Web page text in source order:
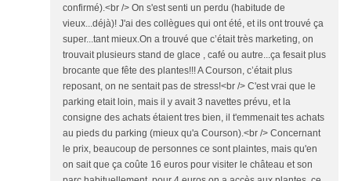
confirmé).<br /> On s'est senti un perdu (habitude de
vieux...déjà)! J'ai des collègues qui ont été, et ils ont trouvé ça
super...tant mieux.On a trouvé que c’était très marketing, on
trouvait plusieurs stand de glace , café ou autre...ça fesait plus
brocante que fête des plantes!!! A Courson, c’était plus
reposant, on ne sentait pas de stress!<br /> C'est vrai que le
parking etait loin, mais il y avait 3 navettes prévu, et la
consigne des achats étaient tres bien, il t'emmenait tes achats
au pieds du parking (mieux qu'a Courson).<br /> Concernant
le prix, beaucoup de personnes ce sont plaintes, mais qu'en
on sait que ça coûte 16 euros pour visiter le château et son